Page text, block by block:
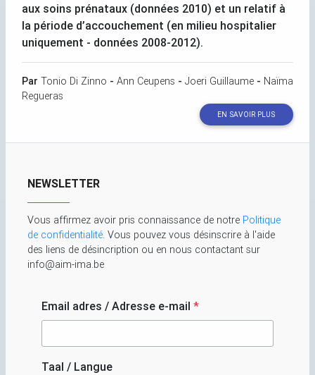
aux soins prénataux (données 2010) et un relatif à
la période d’accouchement (en milieu hospitalier
uniquement - données 2008-2012).
Par Tonio Di Zinno - Ann Ceupens - Joeri Guillaume - Naïma
Regueras
EN SAVOIR PLUS
NEWSLETTER
Vous affirmez avoir pris connaissance de notre Politique
de confidentialité. Vous pouvez vous désinscrire à l'aide
des liens de désincription ou en nous contactant sur
info@aim-ima.be
Email adres / Adresse e-mail *
Taal / Langue